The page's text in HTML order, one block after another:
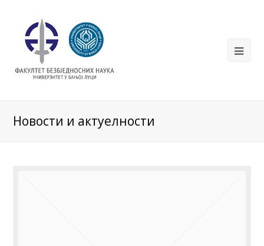
Новости и актуелности